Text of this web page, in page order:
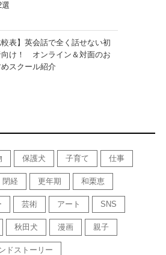
選
較表】英会話で全く話せない初
向け！ オンライン＆対面のお
スクール紹介
保護犬 子育て 仕事
閉経 更年期 和栗恵
芸術 アート SNS
秋田犬 漫画 親子
ドストーリー